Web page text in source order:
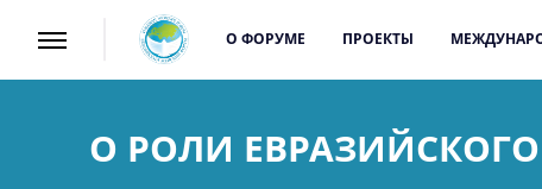
О ФОРУМЕ ПРОЕКТЫ
О РОЛИ